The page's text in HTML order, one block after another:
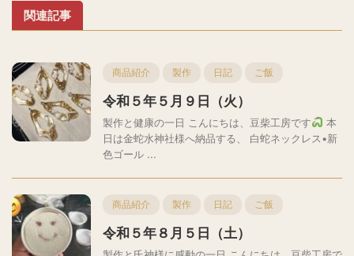
関連記事
商品紹介 製作 日記 ご飯
令和５年５月９日（火）
製作と健康の一日 こんにちは、豆柴工房です
本
日は金蛇水神社様へ納品する、 白蛇ネックレス•新
色ゴール ...
商品紹介 製作 日記 ご飯
令和５年８月５日（土）